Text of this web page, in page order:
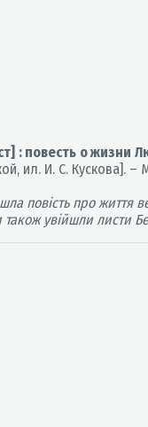
: повесть о жизни
ил. И. С. Кускова]. –
повість про життя
увійшли листи